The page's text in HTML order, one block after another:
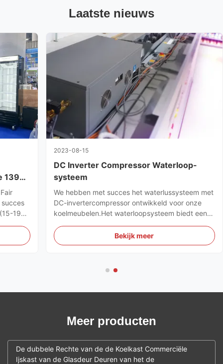
Laatste nieuws
139e
19
2023-08-15
DC Inverter Compressor Waterloop-
systeem
We hebben met succes het waterlussysteem met
DC-invertercompressor ontwikkeld voor onze
koelmeubelen.Het waterloopsysteem biedt een
koeloplossing voor supermarkten.
Bekijk meer
Meer producten
De dubbele Rechte van de de Koelkast Commerciële
Ijskast van de Glasdeur Deuren van het de